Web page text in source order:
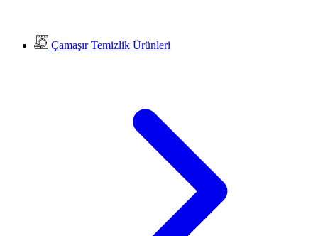
Çamaşır Temizlik Ürünleri